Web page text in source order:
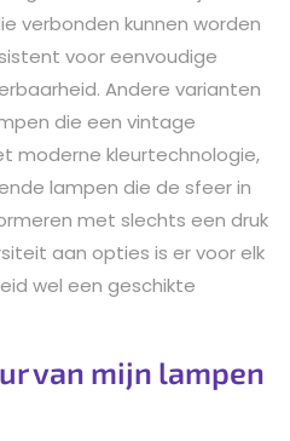
verbonden kunnen worden
voor eenvoudige
Andere varianten
die een vintage
moderne kleurtechnologie,
lampen die de sfeer in
met slechts een druk
aan opties is er voor elk
wel een geschikte
van mijn lampen